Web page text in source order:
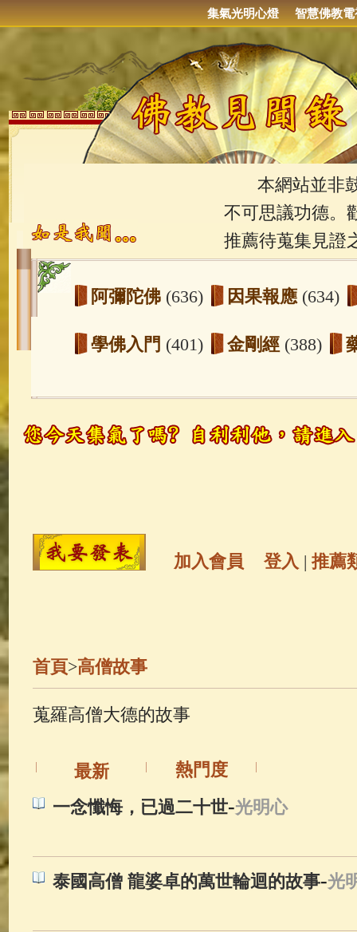
集氣光明心燈 智慧佛教電
本網站並非鼓
不可思議功德。
推薦待蒐集見證
阿彌陀佛 (636) 因果報應 (634)
學佛入門 (401) 金剛經 (388)
玉曆寶鈔(236) 地藏經(225)
觀世音菩薩 (146) 聖救度佛母(
金山活佛
善財童子五十三參
佛典故事(38)
加入會員 登入 | 推薦
首頁>高僧故事
蒐羅高僧大德的故事
最新
熱門度
一念懺悔，已過二十世-光明心
泰國高僧 龍婆卓的萬世輪迴的故事-光